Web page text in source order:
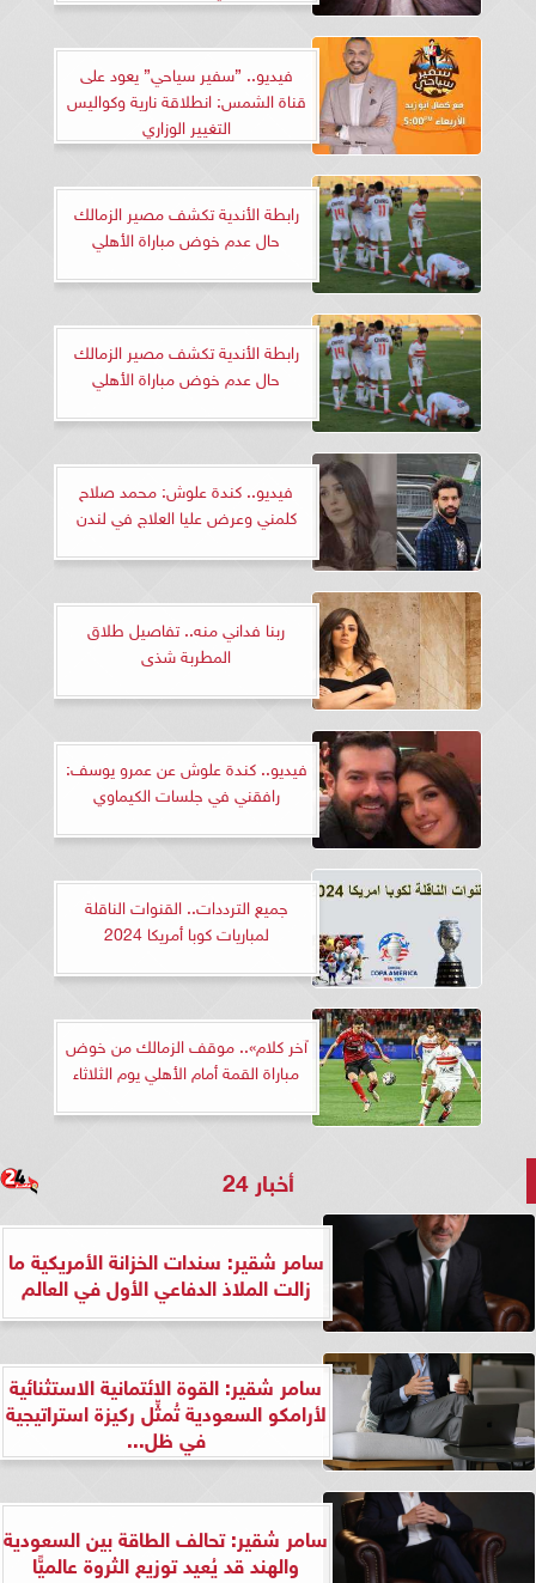
فيديو.. ”سفير سياحي” يعود على
قناة الشمس: انطلاقة نارية وكواليس
التغيير الوزاري
رابطة الأندية تكشف مصير الزمالك
حال عدم خوض مباراة الأهلي
رابطة الأندية تكشف مصير الزمالك
حال عدم خوض مباراة الأهلي
فيديو.. كندة علوش: محمد صلاح
كلمني وعرض عليا العلاج في لندن
ربنا فداني منه.. تفاصيل طلاق
المطربة شذى
فيديو.. كندة علوش عن عمرو يوسف:
رافقني في جلسات الكيماوي
جميع الترددات.. القنوات الناقلة
لمباريات كوبا أمريكا 2024
آخر كلام».. موقف الزمالك من خوض
مباراة القمة أمام الأهلي يوم الثلاثاء
أخبار 24
سامر شقير: سندات الخزانة الأمريكية ما
زالت الملاذ الدفاعي الأول في العالم
سامر شقير: القوة الائتمانية الاستثنائية
لأرامكو السعودية تُمثِّل ركيزة استراتيجية
في ظل...
سامر شقير: تحالف الطاقة بين السعودية
والهند قد يُعيد توزيع الثروة عالميًّا